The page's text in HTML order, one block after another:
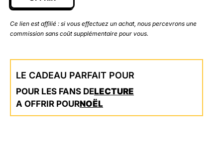
Ce lien est affilié : si vous effectuez un achat, nous percevrons une
commission sans coût supplémentaire pour vous.
LE CADEAU PARFAIT POUR
POUR LES FANS DELECTURE
A OFFRIR POURNOËL